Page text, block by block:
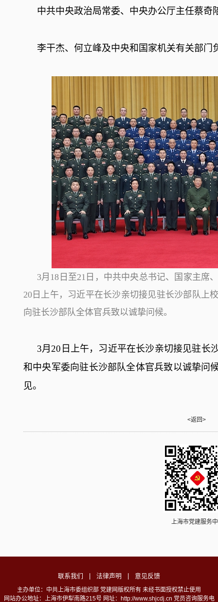
中共中央政治局常委、中央办公厅主任蔡奇
李干杰、何立峰及中央和国家机关有关部门
3月18日至21日，中共中央总书记、国家主席
20日上午，习近平在长沙亲切接见驻长沙部队上
向驻长沙部队全体官兵致以诚挚问候。
3月20日上午，习近平在长沙亲切接见驻长
和中央军委向驻长沙部队全体官兵致以诚挚问
见。
<返回>
上海市党建服务
联系我们 | 法律声明 | 意见反馈
主办单位：中共上海市委组织部 党建网版权所有 未经书面授权禁止使用
网站办公地址：上海市伊犁南路215号 网址：http://www.shjcdj.cn 党员咨询服务电